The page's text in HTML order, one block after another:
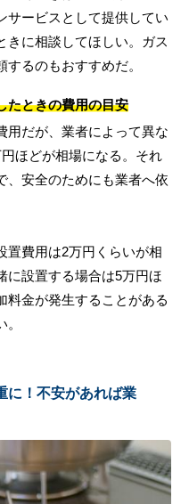
サービスとして提供してい
きに相談してほしい。ガス
るのもおすすめだ。
たときの費用の目安
用だが、業者によって異な
ほどが相場になる。それ
、安全のためにも業者へ依
置費用は2万円くらいが相
に設置する場合は5万円ほ
料金が発生することがある
に！不安があれば業